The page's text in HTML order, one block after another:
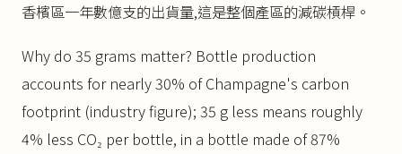
香檳區一年數億支的出貨量,這是整個產區的減碳槓桿。
Why do 35 grams matter? Bottle production
accounts for nearly 30% of Champagne's carbon
footprint (industry figure); 35 g less means roughly
4% less CO₂ per bottle, in a bottle made of 87%